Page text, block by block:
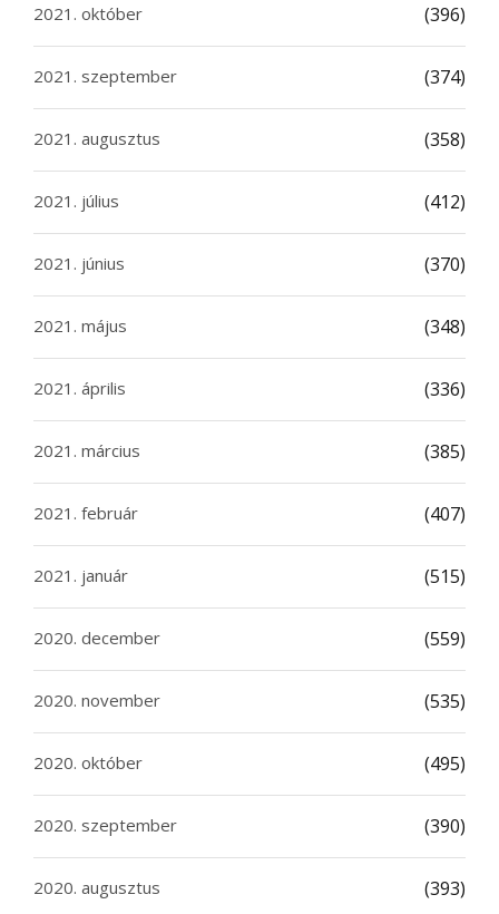
2021. október (396)
2021. szeptember (374)
2021. augusztus (358)
2021. július (412)
2021. június (370)
2021. május (348)
2021. április (336)
2021. március (385)
2021. február (407)
2021. január (515)
2020. december (559)
2020. november (535)
2020. október (495)
2020. szeptember (390)
2020. augusztus (393)